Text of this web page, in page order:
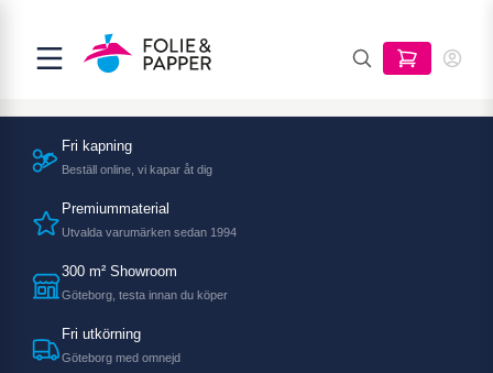
Fri kapning
Beställ online, vi kapar åt dig
Premiummaterial
Utvalda varumärken sedan 1994
300 m² Showroom
Göteborg, testa innan du köper
Fri utkörning
Göteborg med omnejd